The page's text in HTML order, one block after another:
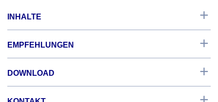
INHALTE
Start
Techniken
EMPFEHLUNGEN
Forum
Weltlich
DOWNLOAD
PDFRegel
PDFEin Überblick